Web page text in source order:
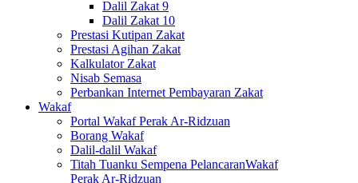
Dalil Zakat 9
Dalil Zakat 10
Prestasi Kutipan Zakat
Prestasi Agihan Zakat
Kalkulator Zakat
Nisab Semasa
Perbankan Internet Pembayaran Zakat
Wakaf
Portal Wakaf Perak Ar-Ridzuan
Borang Wakaf
Dalil-dalil Wakaf
Titah Tuanku Sempena PelancaranWakaf
Perak Ar-Ridzuan